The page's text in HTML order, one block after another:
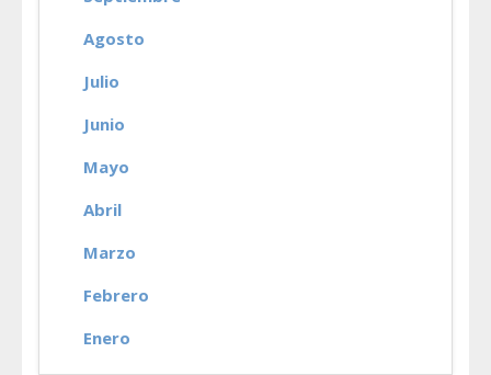
Agosto
Julio
Junio
Mayo
Abril
Marzo
Febrero
Enero